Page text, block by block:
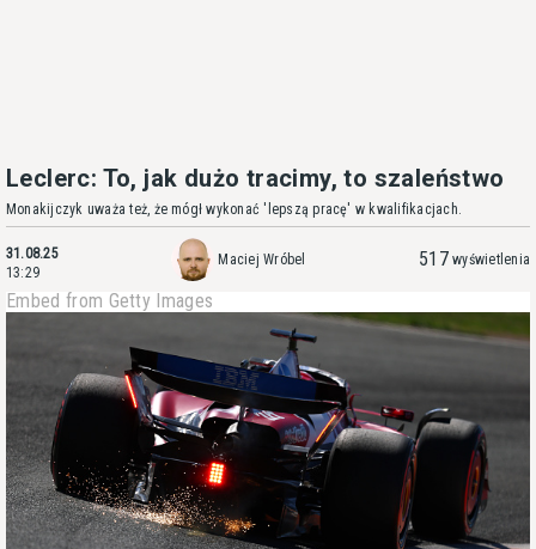
Leclerc: To, jak dużo tracimy, to szaleństwo
Monakijczyk uważa też, że mógł wykonać 'lepszą pracę' w kwalifikacjach.
31.08.25
13:29
Maciej Wróbel 517 wyświetlenia
Embed from Getty Images